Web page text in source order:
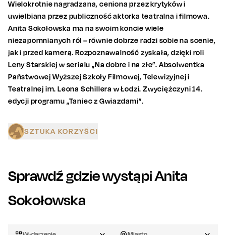
Wielokrotnie nagradzana, ceniona przez krytyków i
uwielbiana przez publiczność aktorka teatralna i filmowa.
Anita Sokołowska ma na swoim koncie wiele
niezapomnianych ról – równie dobrze radzi sobie na scenie,
jak i przed kamerą. Rozpoznawalność zyskała, dzięki roli
Leny Starskiej w serialu „Na dobre i na złe”. Absolwentka
Państwowej Wyższej Szkoły Filmowej, Telewizyjnej i
Teatralnej im. Leona Schillera w Łodzi. Zwyciężczyni 14.
edycji programu „Taniec z Gwiazdami”.
SZTUKA KORZYŚCI
Sprawdź gdzie wystąpiAnita
Sokołowska